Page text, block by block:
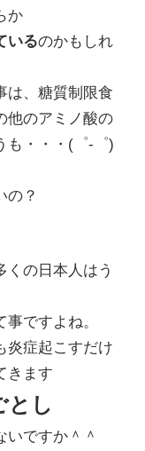
か
いるのかもしれ
は、糖質制限食
他のアミノ酸の
も・・・(゜-゜)
の？
くの日本人はう
ですよね。
炎症起こすだけ
きます
とし
いですか＾＾